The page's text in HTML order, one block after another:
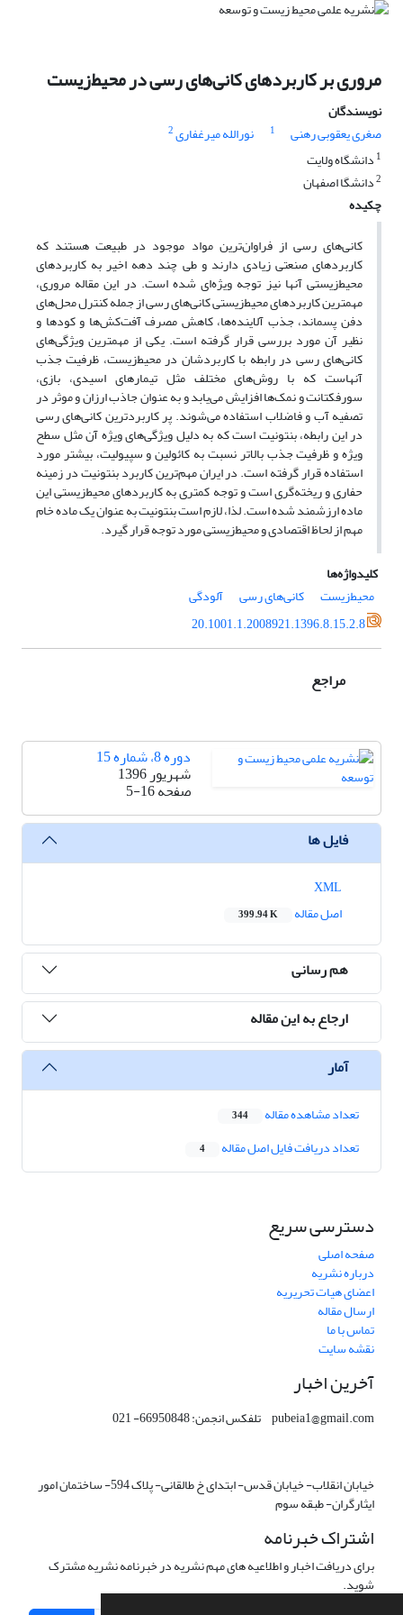
مروری بر کاربردهای کانی‌های رسی در محیط‌زیست
نویسندگان
صغری یعقوبی رهنی
1 نورالله میرغفاری2
1 دانشگاه ولایت
2دانشگا اصفهان
چکیده
کانی‌های رسی از فراوان‌ترین مواد موجود در طبیعت هستند که
کاربردهای صنعتی زیادی دارند و طی چند دهه اخیر به کاربردهای
محیط‌زیستی آنها نیز توجه ویژه‌ای شده است. در این مقاله مروری،
مهمترین کاربردهای محیط‌زیستی کانی‌های رسی از جمله کنترل محل‌های
دفن پسماند، جذب آلاینده‌ها، کاهش مصرف آفت‌کش‌ها و کودها و
نظیر آن مورد بررسی قرار گرفته است. یکی از مهمترین ویژگی‌های
کانی‌های رسی در رابطه با کاربردشان در محیط‌زیست، ظرفیت جذب
آنهاست که با روش‌های مختلف مثل تیمارهای اسیدی، بازی،
سورفکتانت و نمک‌ها افزایش می‌یابد و به عنوان جاذب ارزان و موثر در
تصفیه آب و فاضلاب استفاده می‌شوند. پر کاربردترین کانی‌های رسی
در این رابطه، بنتونیت است که به دلیل ویژگی‌های ویژه آن مثل سطح
ویژه و ظرفیت جذب بالاتر نسبت به کائولین و سپیولیت، بیشتر مورد
استفاده قرار گرفته است. در ایران مهم‌ترین کاربرد بنتونیت در زمینه
حفاری و ریخته‌گری است و توجه کمتری به کاربردهای محیط‌زیستی این
ماده ارزشمند شده است. لذا، لازم است بنتونیت به عنوان یک ماده خام
مهم از لحاظ اقتصادی و محیط‌زیستی مورد توجه قرار گیرد.
کلیدواژه‌ها
محیط‌زیست
کانی‌های رسی
آلودگی
20.1001.1.2008921.1396.8.15.2.8
مراجع
دوره 8، شماره 15
شهریور 1396
صفحه5-16
فایل ها
اصل مقاله
399.94 K
هم رسانی
ارجاع به این مقاله
آمار
تعداد مشاهده مقاله 344
تعداد دریافت فایل اصل مقاله 4
دسترسی سریع
صفحه اصلی
درباره نشریه
اعضای هیات تحریریه
ارسال مقاله
تماس با ما
نقشه سایت
آخرین اخبار
pubeia1@gmail.com تلفکس انجمن: 66950848- 021
خیابان انقلاب- خیابان قدس- ابتدای خ طالقانی- پلاک 594- ساختمان امور
ایثارگران- طبقه سوم
اشتراک خبرنامه
برای دریافت اخبار و اطلاعیه های مهم نشریه در خبرنامه نشریه مشترک
شوید.